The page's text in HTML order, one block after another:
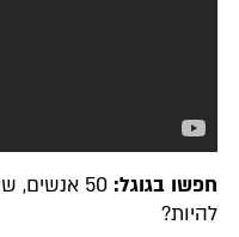
חפשו בגוגל:
50
להיות?